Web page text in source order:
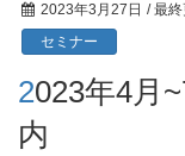
2023年3月27日 / 最
セミナー
2023年4月~7月パソコン講座のご案
内